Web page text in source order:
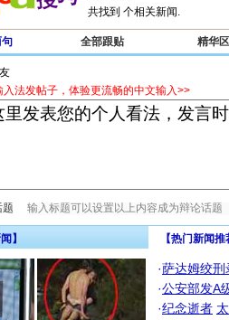
共找到 个相关新闻.
全部跟贴 精华区
入法发帖子，体验更流畅的中文输入>>
题
】 【热门新闻
·萨达姆绞刑
·公安部发A
·纪念逝者